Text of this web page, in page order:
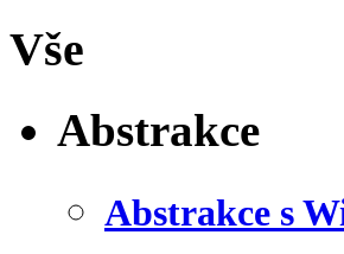
Vše
Abstrakce
Abstrakce s